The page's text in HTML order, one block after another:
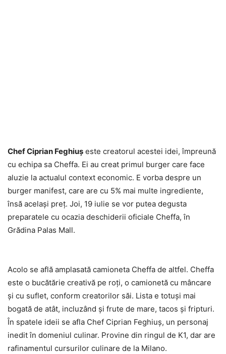
Chef Ciprian Feghiuş este creatorul acestei idei, împreună
cu echipa sa Cheffa. Ei au creat primul burger care face
aluzie la actualul context economic. E vorba despre un
burger manifest, care are cu 5% mai multe ingrediente,
însă acelaşi preţ. Joi, 19 iulie se vor putea degusta
preparatele cu ocazia deschiderii oficiale Cheffa, în
Grădina Palas Mall.
Acolo se află amplasată camioneta Cheffa de altfel. Cheffa
este o bucătărie creativă pe roţi, o camionetă cu mâncare
şi cu suflet, conform creatorilor săi. Lista e totuşi mai
bogată de atât, incluzând şi frute de mare, tacos şi fripturi.
În spatele ideii se afla Chef Ciprian Feghiuş, un personaj
inedit în domeniul culinar. Provine din ringul de K1, dar are
rafinamentul cursurilor culinare de la Milano.